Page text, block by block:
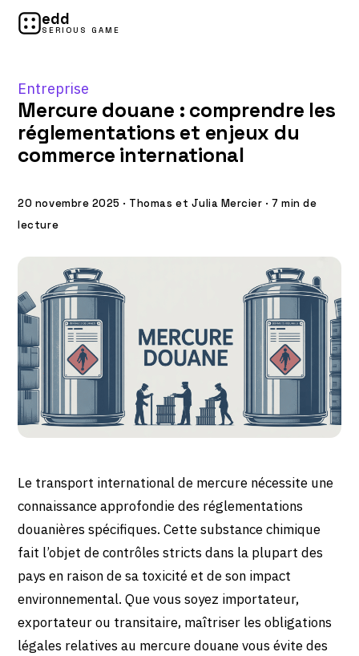
edd
SERIOUS GAME
Entreprise
Mercure douane : comprendre les
réglementations et enjeux du
commerce international
20 novembre 2025 · Thomas et Julia Mercier · 7 min de
lecture
Le transport international de mercure nécessite une
connaissance approfondie des réglementations
douanières spécifiques. Cette substance chimique
fait l’objet de contrôles stricts dans la plupart des
pays en raison de sa toxicité et de son impact
environnemental. Que vous soyez importateur,
exportateur ou transitaire, maîtriser les obligations
légales relatives au mercure douane vous évite des